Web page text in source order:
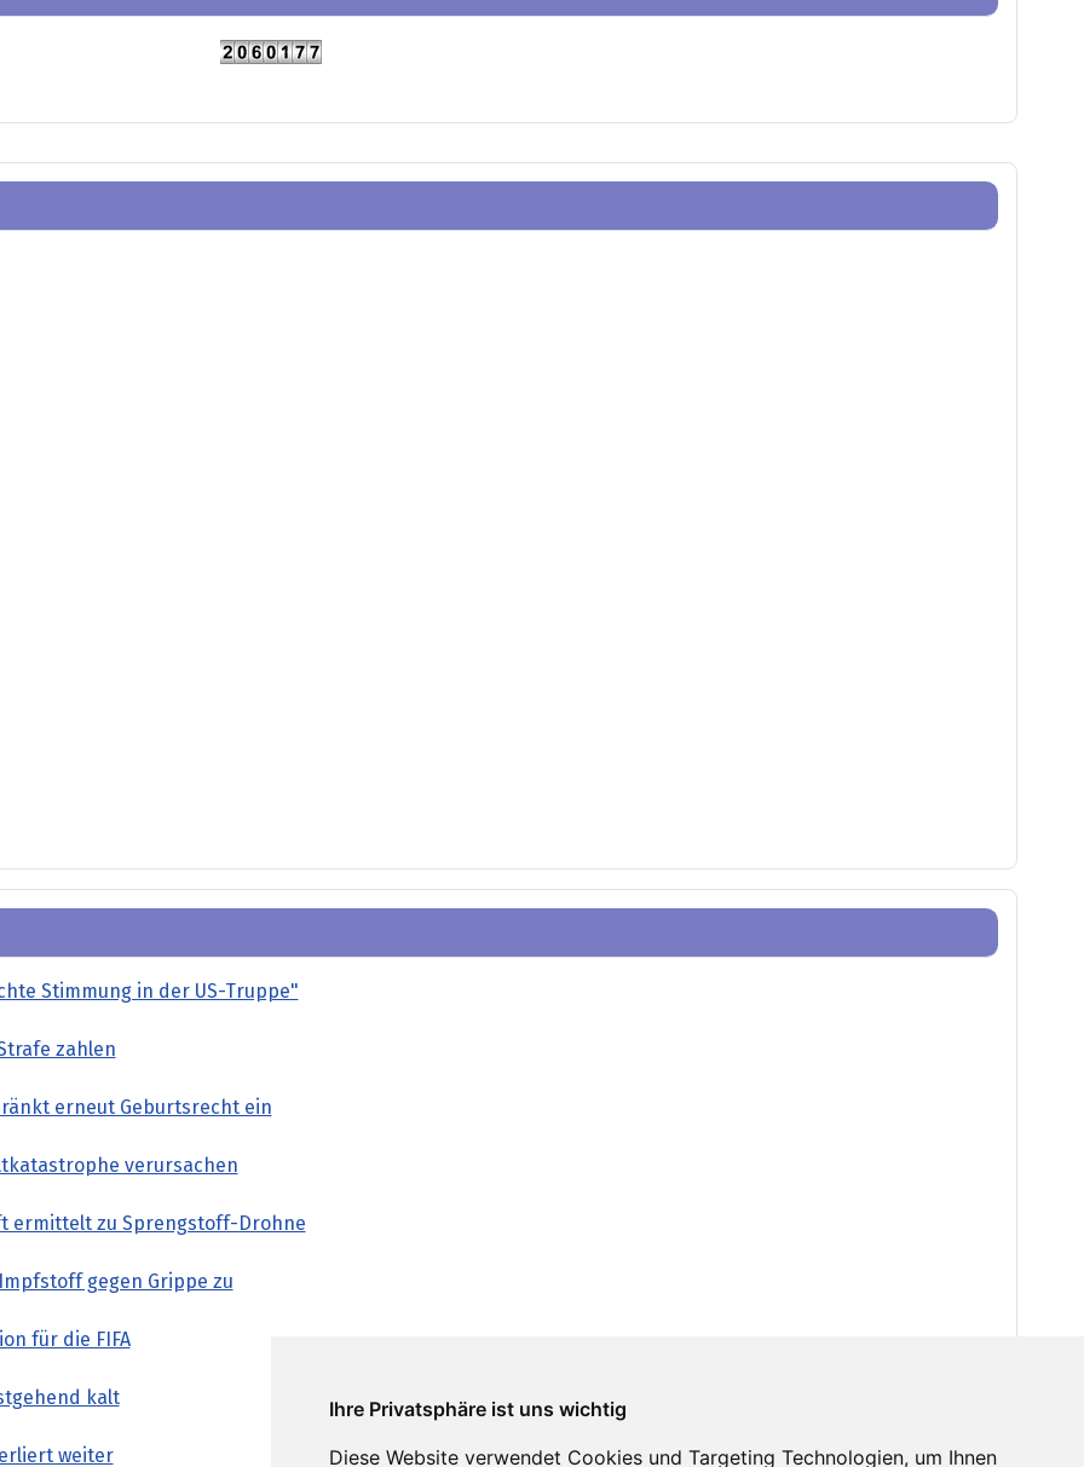
Ihre Privatsphäre ist uns wichtig
Diese Website verwendet Cookies und Targeting Technologien, um Ihnen
Stimmung in der US-Truppe"
zahlen
erneut Geburtsrecht ein
verursachen
ermittelt zu Sprengstoff-Drohne
gegen Grippe zu
für die FIFA
kalt
weiter